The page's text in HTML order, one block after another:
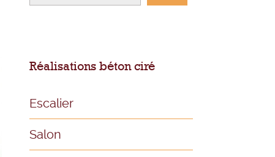
Réalisations béton ciré
Escalier
Salon